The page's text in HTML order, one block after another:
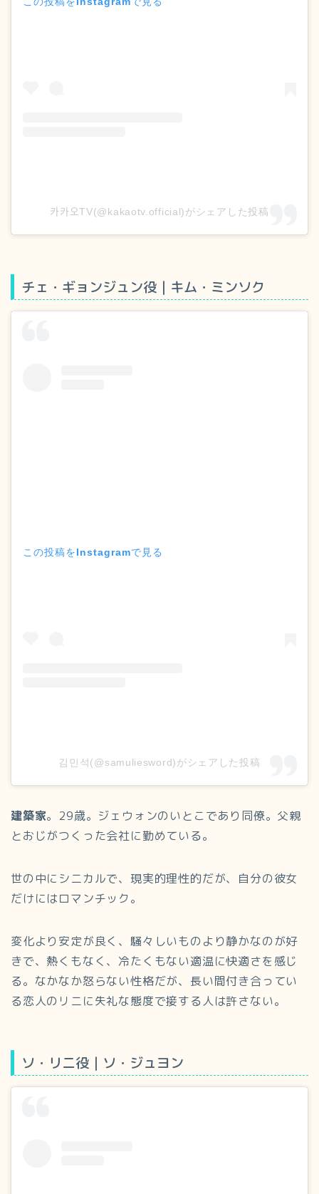
카카오TV(@kakaotv.official)がシェアした投稿
チェ・ギョンジュン役｜キム・ミンソク
この投稿をInstagramで見る
김민석(@samuliesword)がシェアした投稿
建築家。29歳。ジェウォンのいとこであり同僚。父親
とおじがつくった会社に勤めている。
世の中にシニカルで、現実的理性的だが、自分の彼女
だけにはロマンチック。
変化より安定が良く、騒々しいものより静かなのが好
きで、熱くもなく、冷たくもない適温に快適さを感じ
る。なかなか怒らない性格だが、長い間付き合ってい
る恋人のリニに失礼な態度で接する人は許さない。
ソ・リニ役｜ソ・ジュヨン